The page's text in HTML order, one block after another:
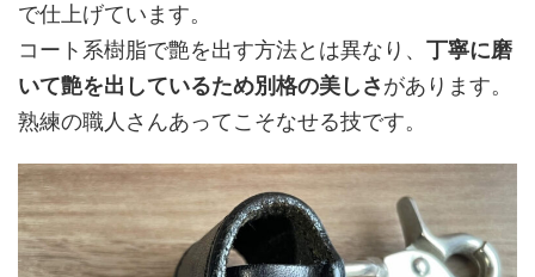
で仕上げています。
コート系樹脂で艶を出す方法とは異なり、 丁寧に磨
いて艶を出しているため別格の美しさがあります。
熟練の職人さんあってこそなせる技です。